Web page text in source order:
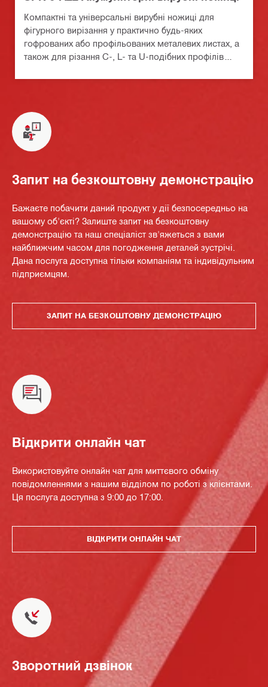
Компактні та універсальні вирубні ножиці для
фігурного вирізання у практично будь-яких
гофрованих або профільованих металевих листах, а
також для різання C-, L- та U-подібних профілів
Запит на безкоштовну демонстрацію
Бажаєте побачити даний продукт у дії безпосередньо на
вашому об'єкті? Залиште запит на безкоштовну
демонстрацію та наш спеціаліст зв'яжеться з вами
найближчим часом для погодження деталей зустрічі.
Дана послуга доступна тільки компаніям та індивідульним
підприємцям.
ЗАПИТ НА БЕЗКОШТОВНУ ДЕМОНСТРАЦІЮ
Відкрити онлайн чат
Використовуйте онлайн чат для миттєвого обміну
повідомленнями з нашим відділом по роботі з клієнтами.
Ця послуга доступна з 9:00 до 17:00.
ВІДКРИТИ ОНЛАЙН ЧАТ
Зворотний дзвінок